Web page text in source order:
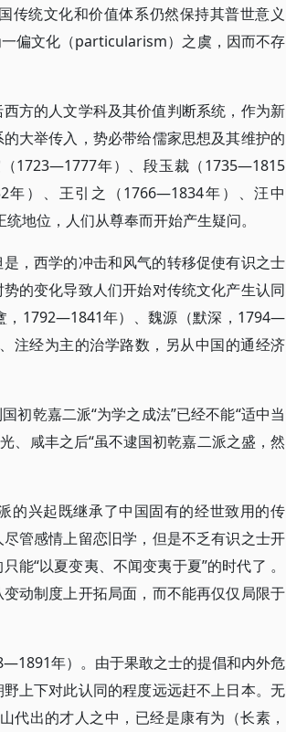
传统文化和价值体系仍然保持其普世意义
偏文化（particularism）之虞，因而不存
方的人文学科及其价值判断系统，作为新
大举传入，势必带给儒家思想及其维护的
1723—1777年）、段玉裁（1735—1815
）、王引之（1766—1834年）、汪中
地位，人们从尊奉而开始产生疑问。
，西学的冲击和风气的转移促使有识之士
的变化导致人们开始对传统文化产生认同
，1792—1841年）、魏源（默深，1794—
注经为主的治学路数，另从中国的通经济
初乾嘉二派“为学之成法”已经不能“适中当
、咸丰之后“虽不逮国初乾嘉二派之盛，然
的兴起既继承了中国固有的经世致用的传
管感情上留恋旧学，但是不乏有识之士开
“以夏变夷、不闻变夷于夏”的时代了 。
动制度上开拓局面，而不能再仅仅局限于
年）。由于果敢之士的提倡和内外危
上下对此认同的程度远远赶不上日本。无
代出的才人之中，已经是康有为（长素，